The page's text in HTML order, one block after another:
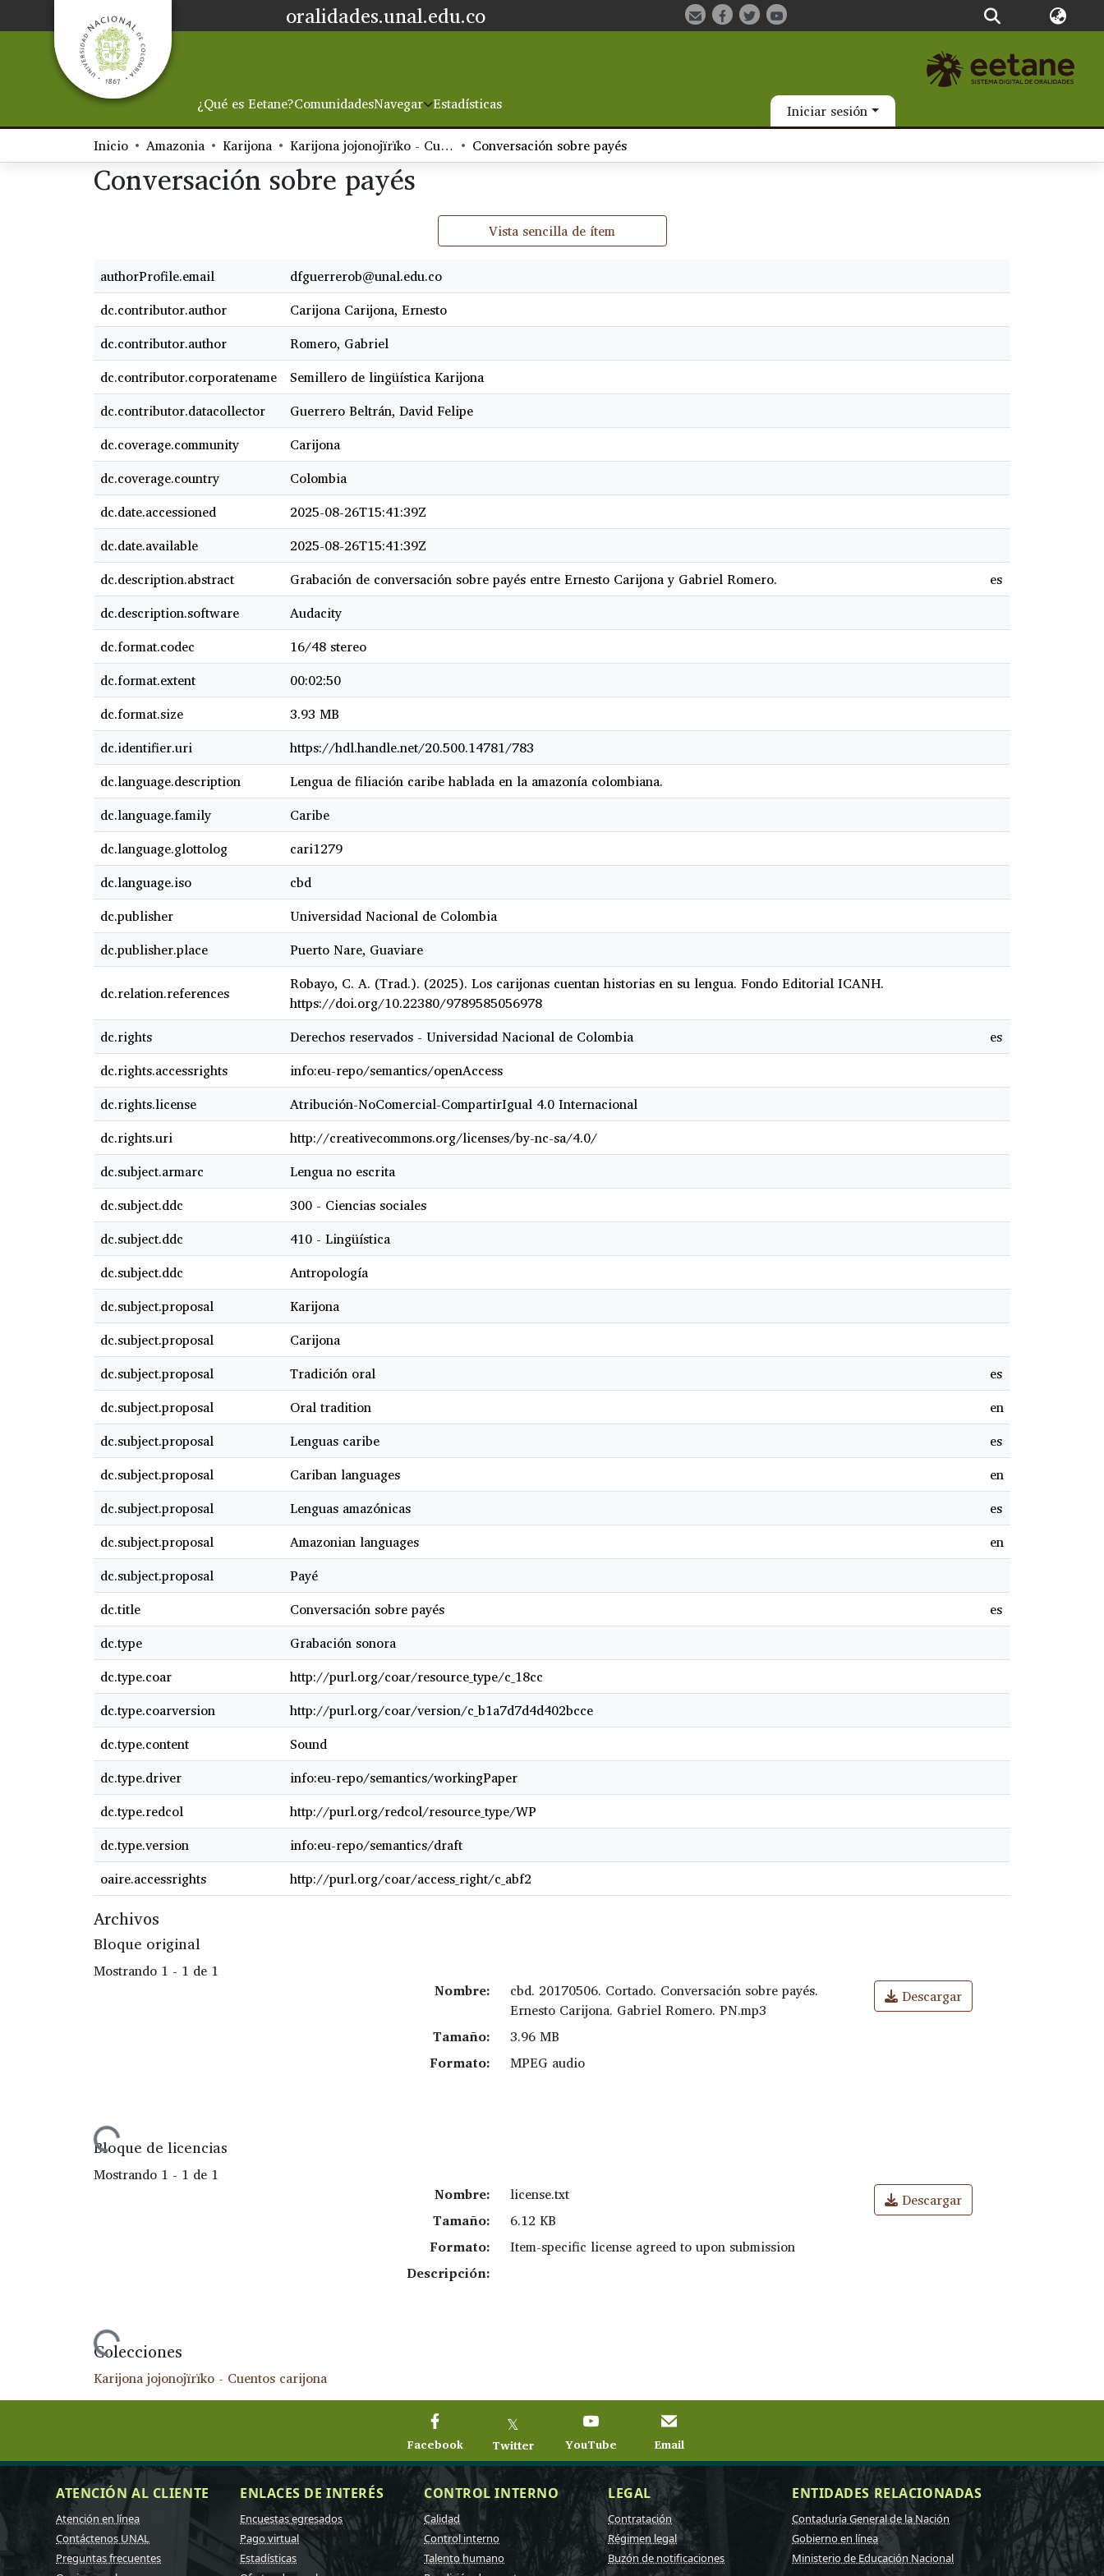
oralidades.unal.edu.co
¿Qué es Eetane?ComunidadesNavegar Estadísticas
Iniciar sesión
Inicio
Amazonia Karijona Karijona jojonojïrïko - Cuentos carijona Conversación sobre payés
Conversación sobre payés
Vista sencilla de ítem
authorProfile.email
dfguerrerob@unal.edu.co
dc.contributor.author
Carijona Carijona, Ernesto
dc.contributor.author
Romero, Gabriel
dc.contributor.corporatename
Semillero de lingüística Karijona
dc.contributor.datacollector
Guerrero Beltrán, David Felipe
dc.coverage.community
Carijona
dc.coverage.country
Colombia
dc.date.accessioned
2025-08-26T15:41:39Z
dc.date.available
2025-08-26T15:41:39Z
dc.description.abstract
Grabación de conversación sobre payés entre Ernesto Carijona y Gabriel Romero.
es
dc.description.software
Audacity
dc.format.codec
16/48 stereo
dc.format.extent
00:02:50
dc.format.size
3.93 MB
dc.identifier.uri
https://hdl.handle.net/20.500.14781/783
dc.language.description
Lengua de filiación caribe hablada en la amazonía colombiana.
dc.language.family
Caribe
dc.language.glottolog
cari1279
dc.language.iso
cbd
dc.publisher
Universidad Nacional de Colombia
dc.publisher.place
Puerto Nare, Guaviare
dc.relation.references
Robayo, C. A. (Trad.). (2025). Los carijonas cuentan historias en su lengua. Fondo Editorial ICANH.
https://doi.org/10.22380/9789585056978
dc.rights
Derechos reservados - Universidad Nacional de Colombia
es
dc.rights.accessrights
info:eu-repo/semantics/openAccess
dc.rights.license
Atribución-NoComercial-CompartirIgual 4.0 Internacional
dc.rights.uri
http://creativecommons.org/licenses/by-nc-sa/4.0/
dc.subject.armarc
Lengua no escrita
dc.subject.ddc
300 - Ciencias sociales
dc.subject.ddc
410 - Lingüística
dc.subject.ddc
Antropología
dc.subject.proposal
Karijona
dc.subject.proposal
Carijona
dc.subject.proposal
Tradición oral
es
dc.subject.proposal
Oral tradition
en
dc.subject.proposal
Lenguas caribe
es
dc.subject.proposal
Cariban languages
en
dc.subject.proposal
Lenguas amazónicas
es
dc.subject.proposal
Amazonian languages
en
dc.subject.proposal
Payé
dc.title
Conversación sobre payés
es
dc.type
Grabación sonora
dc.type.coar
http://purl.org/coar/resource_type/c_18cc
dc.type.coarversion
http://purl.org/coar/version/c_b1a7d7d4d402bcce
dc.type.content
Sound
dc.type.driver
info:eu-repo/semantics/workingPaper
dc.type.redcol
http://purl.org/redcol/resource_type/WP
dc.type.version
info:eu-repo/semantics/draft
oaire.accessrights
http://purl.org/coar/access_right/c_abf2
Archivos
Bloque original
Mostrando 1 - 1 de 1
Cargando...
Nombre:
cbd. 20170506. Cortado. Conversación sobre payés.
Ernesto Carijona. Gabriel Romero. PN.mp3
Tamaño:
3.96 MB
Formato:
MPEG audio
Descargar
Bloque de licencias
Mostrando 1 - 1 de 1
Cargando...
Nombre:
license.txt
Tamaño:
6.12 KB
Formato:
Item-specific license agreed to upon submission
Descripción:
Descargar
Colecciones
Karijona jojonojïrïko - Cuentos carijona
Facebook
𝕏
Twitter YouTube Email
ATENCIÓN AL CLIENTE
Atención en línea
Contáctenos UNAL
Preguntas frecuentes
ENLACES DE INTERÉS
Encuestas egresados
Pago virtual
Estadísticas
CONTROL INTERNO
Calidad
Control interno
Talento humano
LEGAL
Contratación
Régimen legal
Buzón de notificaciones
ENTIDADES RELACIONADAS
Contaduría General de la Nación
Gobierno en línea
Ministerio de Educación Nacional